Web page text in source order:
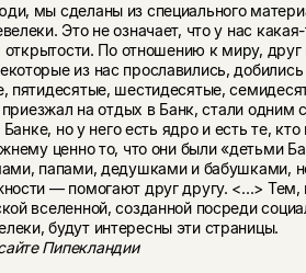
мы сде­ланы из специального
Это не означает, что у нас
открытости. По отношению к миру,
из нас прославились, доби­лись
пятидесятые, шестидесятые,
приезжал на отдых в Банк, стали одним
но у него есть ядро и есть те,
ценно то, что они были «детьми
папами, дедушками и бабушками,
— помогают друг другу. <...> Тем,
вселенной, созданной посреди
будут интересны эти страницы.
Пипекландии